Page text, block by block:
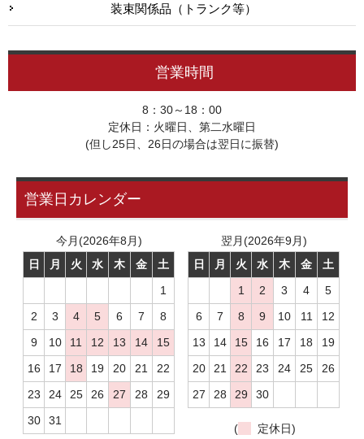
装束関係品（トランク等）
営業時間
8：30～18：00
定休日：火曜日、第二水曜日
(但し25日、26日の場合は翌日に振替)
営業日カレンダー
今月(2026年8月)
日
月 火 水 木 金
土
1
2
3 4 5 6 7
8
9
10 11 12 13 14
15
16
17 18 19 20 21
22
23
24 25 26 27 28
29
30
31
翌月(2026年9月)
日
月 火 水 木 金
土
1
2 3 4
5
6
7 8 9 10 11
12
13
14 15 16 17 18
19
20
21 22 23 24 25
26
27
28 29 30
( 定休日)